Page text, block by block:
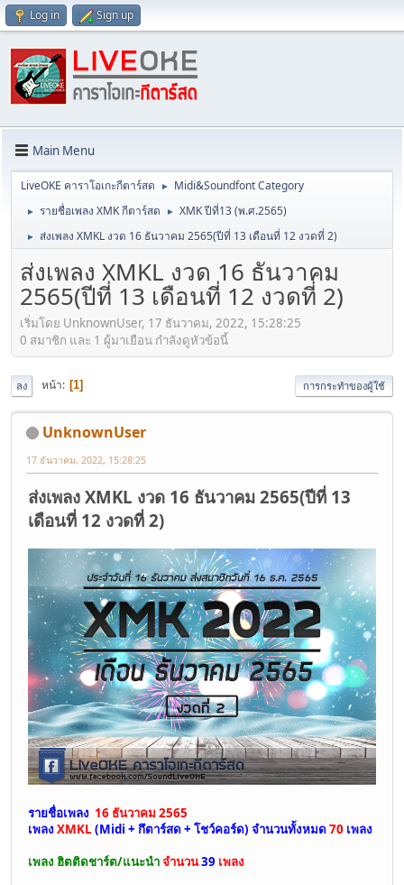
Log in Sign up
Main Menu
LiveOKE คาราโอเกะกีตาร์สด ► Midi&Soundfont Category
► รายชื่อเพลง XMK กีตาร์สด ► XMK ปีที่13 (พ.ศ.2565)
► ส่งเพลง XMKL งวด 16 ธันวาคม 2565(ปีที่ 13 เดือนที่ 12 งวดที่ 2)
ส่งเพลง XMKL งวด 16 ธันวาคม
2565(ปีที่ 13 เดือนที่ 12 งวดที่ 2)
เริ่มโดย UnknownUser, 17 ธันวาคม, 2022, 15:28:25
0 สมาชิก และ 1 ผู้มาเยือน กำลังดูหัวข้อนี้
ลง หน้า 1 การกระทำของผู้ใช้
UnknownUser
17 ธันวาคม, 2022, 15:28:25
ส่งเพลง XMKL งวด 16 ธันวาคม 2565(ปีที่ 13
เดือนที่ 12 งวดที่ 2)
รายชื่อเพลง 16 ธันวาคม 2565
เพลง XMKL (Midi + กึตาร์สด + โชว์คอร์ด) จำนวนทั้งหมด70 เพลง
เพลง ฮิตติดชาร์ต/แนะนำจำนวน39 เพลง